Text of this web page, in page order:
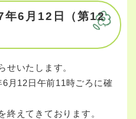
6月12日（第12
せいたします。
月12日午前11時ごろに確
終えてきております。